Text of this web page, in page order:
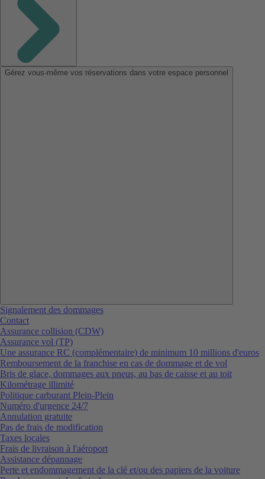
Gérez vous-même vos réservations dans votre espace personnel
Signalement des dommages
Contact
Assurance collision (CDW)
Assurance vol (TP)
Une assurance RC (complémentaire) de minimum 10 millions d'euros
Remboursement de la franchise en cas de dommage et de vol
Bris de glace, dommages aux pneus, au bas de caisse et au toit
Kilométrage illimité
Politique carburant Plein-Plein
Numéro d'urgence 24/7
Annulation gratuite
Pas de frais de modification
Taxes locales
Frais de livraison à l'aéroport
Assistance dépannage
Perte et endommagement de la clé et/ou des papiers de la voiture